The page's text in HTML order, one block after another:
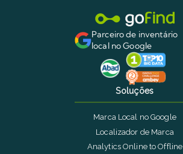
Parceiro de inventário
local no Google
Soluções
Marca Local no Google
Localizador de Marca
Analytics Online to Offline